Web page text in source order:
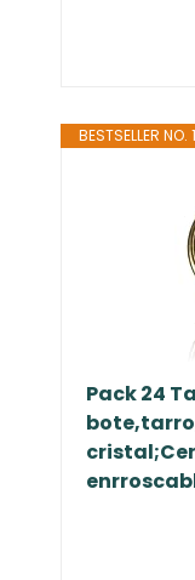
BESTSELLER NO.
Pack 24